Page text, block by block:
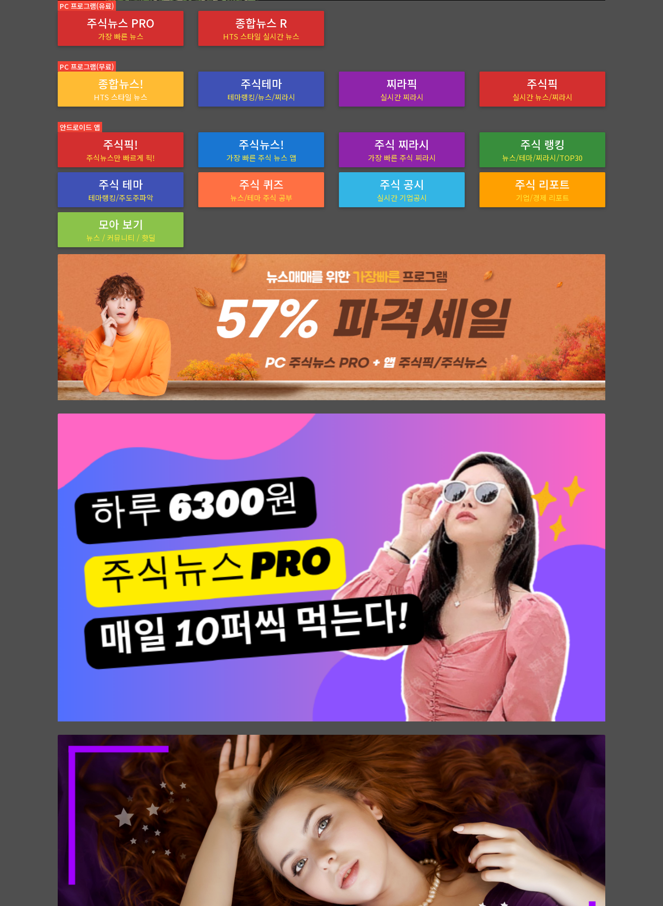
PC 프로그램(유료)
주식뉴스 PRO
가장 빠른 뉴스
종합뉴스 R
HTS 스타일 실시간 뉴스
PC 프로그램(무료)
종합뉴스!
HTS 스타일 뉴스
주식테마
테마랭킹/뉴스/찌라시
찌라픽
실시간 찌라시
주식픽
실시간 뉴스/찌라시
안드로이드 앱
주식픽!
주식뉴스만 빠르게 픽!
주식뉴스!
가장 빠른 주식 뉴스 앱
주식 찌라시
가장 빠른 주식 찌라시
주식 랭킹
뉴스/테마/찌라시/TOP30
주식 테마
테마랭킹/주도주파악
주식 퀴즈
뉴스/테마 주식 공부
주식 공시
실시간 기업공시
주식 리포트
기업/경제 리포트
모아 보기
뉴스 / 커뮤니티 / 핫딜